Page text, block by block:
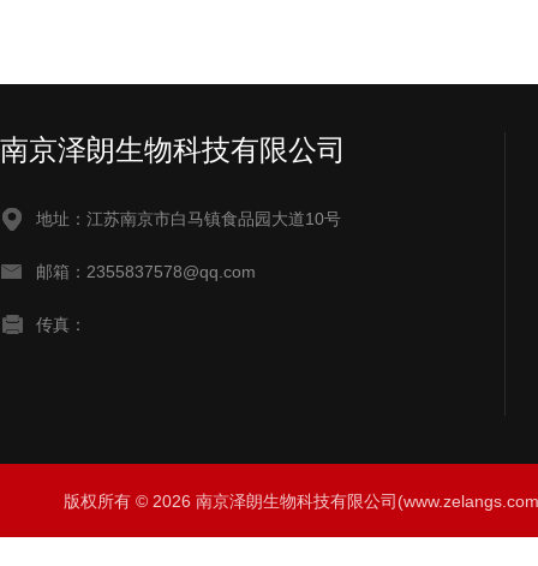
南京泽朗生物科技有限公司
地址：江苏南京市白马镇食品园大道10号
邮箱：2355837578@qq.com
传真：
版权所有 © 2026 南京泽朗生物科技有限公司